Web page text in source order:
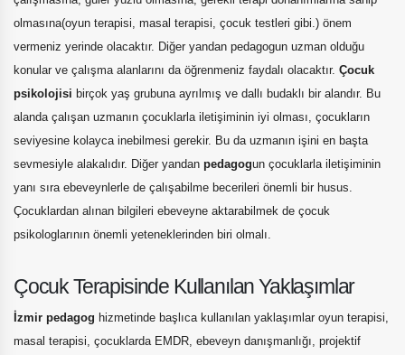
olmasına(oyun terapisi, masal terapisi, çocuk testleri gibi.) önem
vermeniz yerinde olacaktır. Diğer yandan pedagogun uzman olduğu
konular ve çalışma alanlarını da öğrenmeniz faydalı olacaktır. Çocuk
psikolojisi birçok yaş grubuna ayrılmış ve dallı budaklı bir alandır. Bu
alanda çalışan uzmanın çocuklarla iletişiminin iyi olması, çocukların
seviyesine kolayca inebilmesi gerekir. Bu da uzmanın işini en başta
sevmesiyle alakalıdır. Diğer yandan pedagogun çocuklarla iletişiminin
yanı sıra ebeveynlerle de çalışabilme becerileri önemli bir husus.
Çocuklardan alınan bilgileri ebeveyne aktarabilmek de çocuk
psikologlarının önemli yeteneklerinden biri olmalı.
Çocuk Terapisinde Kullanılan Yaklaşımlar
İzmir pedagog hizmetinde başlıca kullanılan yaklaşımlar oyun terapisi,
masal terapisi, çocuklarda EMDR, ebeveyn danışmanlığı, projektif